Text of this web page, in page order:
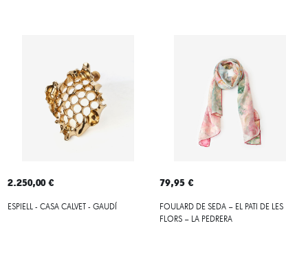
2.250,00 €
ESPIELL - CASA CALVET - GAUDÍ
79,95 €
FOULARD DE SEDA – EL PATI DE LES
FLORS – LA PEDRERA